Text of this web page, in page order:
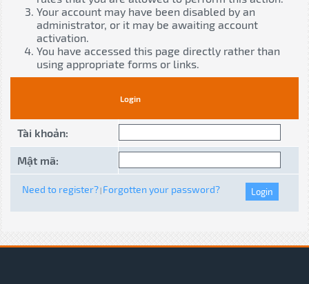
Your account may have been disabled by an
administrator, or it may be awaiting account
activation.
You have accessed this page directly rather than
using appropriate forms or links.
Login
Tài khoản:
Mật mã:
Need to register? Forgotten your password?